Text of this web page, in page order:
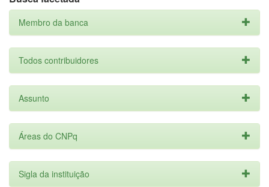
Membro da banca
Todos contribuidores
Assunto
Áreas do CNPq
Sigla da instituição